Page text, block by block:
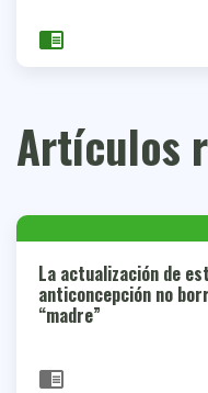
chrome_reader_mode
Artículos
La actualización de
anticoncepción no
“madre”
chrome_reader_mode